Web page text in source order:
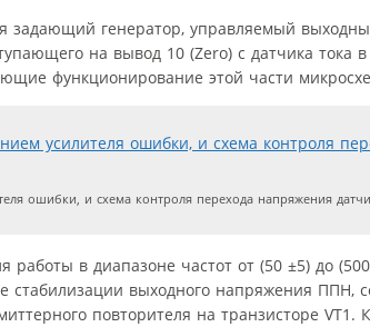
задающий генератор, управляемый
на вывод 10 (Zero) с датчика тока
функционирование этой части
ошибки, и схема контроля перехода напряжения
в диапазоне частот от (50 ±5) до
выходного напряжения ППН,
повторителя на транзисторе VT1.